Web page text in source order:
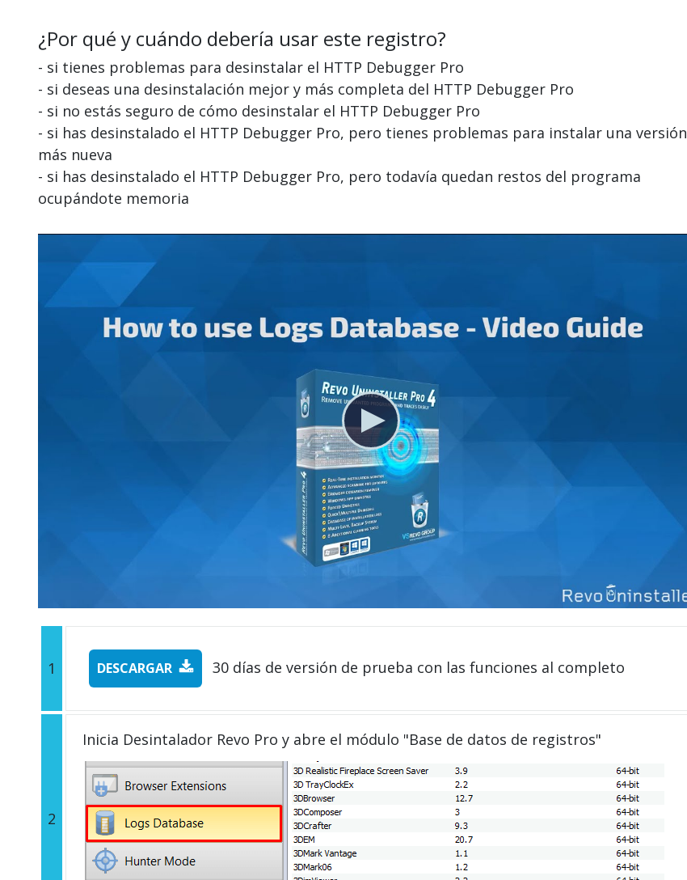
¿Por qué y cuándo debería usar este registro?
- si tienes problemas para desinstalar el HTTP Debugger Pro
- si deseas una desinstalación mejor y más completa del HTTP Debugger Pro
- si no estás seguro de cómo desinstalar el HTTP Debugger Pro
- si has desinstalado el HTTP Debugger Pro, pero tienes problemas para instalar una versión
más nueva
- si has desinstalado el HTTP Debugger Pro, pero todavía quedan restos del programa
ocupándote memoria
1 DESCARGAR 30 días de versión de prueba con las funciones al completo
2
Inicia Desintalador Revo Pro y abre el módulo "Base de datos de registros"